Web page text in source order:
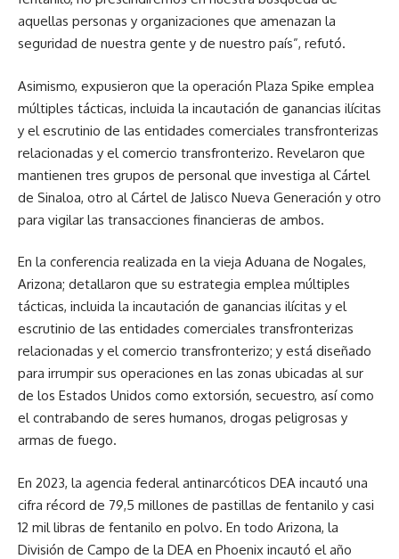
aquellas personas y organizaciones que amenazan la
seguridad de nuestra gente y de nuestro país”, refutó.
Asimismo, expusieron que la operación Plaza Spike emplea
múltiples tácticas, incluida la incautación de ganancias ilícitas
y el escrutinio de las entidades comerciales transfronterizas
relacionadas y el comercio transfronterizo. Revelaron que
mantienen tres grupos de personal que investiga al Cártel
de Sinaloa, otro al Cártel de Jalisco Nueva Generación y otro
para vigilar las transacciones financieras de ambos.
En la conferencia realizada en la vieja Aduana de Nogales,
Arizona; detallaron que su estrategia emplea múltiples
tácticas, incluida la incautación de ganancias ilícitas y el
escrutinio de las entidades comerciales transfronterizas
relacionadas y el comercio transfronterizo; y está diseñado
para irrumpir sus operaciones en las zonas ubicadas al sur
de los Estados Unidos como extorsión, secuestro, así como
el contrabando de seres humanos, drogas peligrosas y
armas de fuego.
En 2023, la agencia federal antinarcóticos DEA incautó una
cifra récord de 79,5 millones de pastillas de fentanilo y casi
12 mil libras de fentanilo en polvo. En todo Arizona, la
División de Campo de la DEA en Phoenix incautó el año